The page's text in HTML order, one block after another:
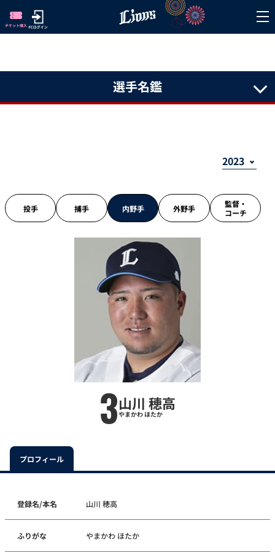
選手名鑑
投手 捕手 内野手 外野手
監督・
コーチ
3山川 穂高
やまかわ ほたか
プロフィール
登録名/本名 山川 穂高
ふりがな やまかわ ほたか